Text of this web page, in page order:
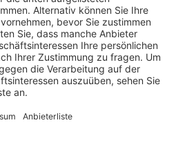
Kinder zwischen 6 und 16
mehr tragen müssen. Für
Sobald dies im
wird, ist die
dafür, dass künftig